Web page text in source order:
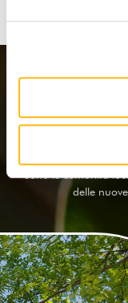
Un
Abbiamo scelto di
Mangrovia
Sono le comunità
delle